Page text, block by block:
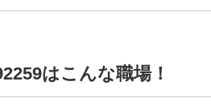
はこんな職場！